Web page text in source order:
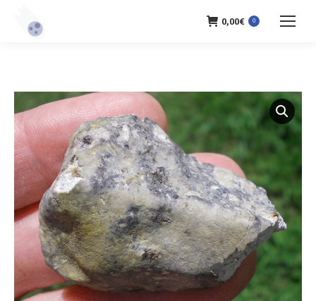
0,00€ 0